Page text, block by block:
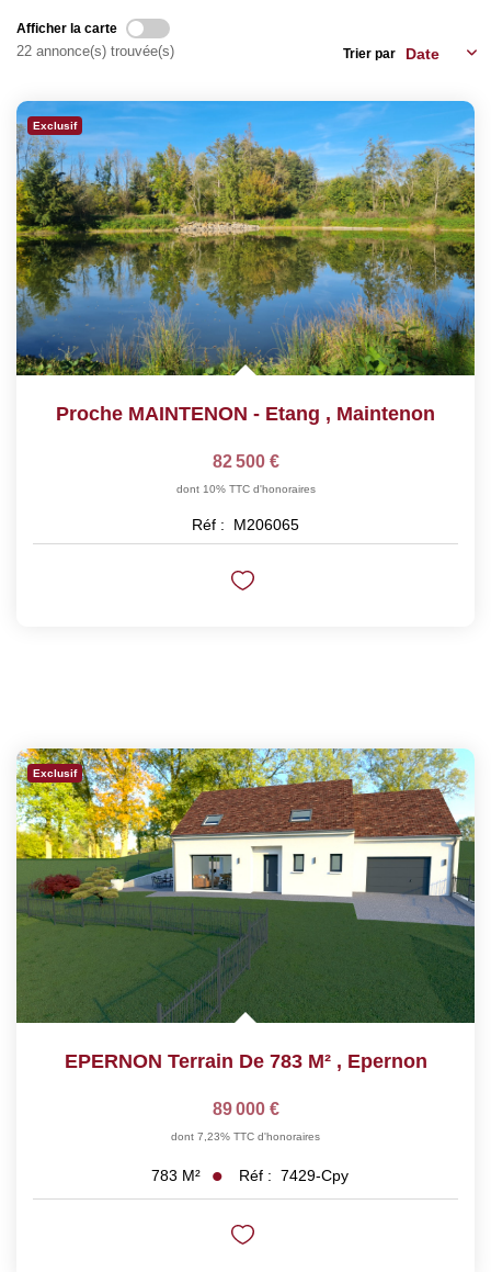
EN
Afficher la carte
22 annonce(s) trouvée(s) Trier par
Exclusif
Proche MAINTENON - Etang , Maintenon
82 500 €
dont 10% TTC d'honoraires
Réf : M206065
Exclusif
EPERNON Terrain De 783 M² , Epernon
89 000 €
dont 7,23% TTC d'honoraires
783 M² Réf : 7429-Cpy